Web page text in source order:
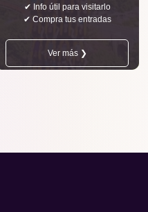
✔ Info útil para visitarlo
✔ Compra tus entradas
Ver más ❯